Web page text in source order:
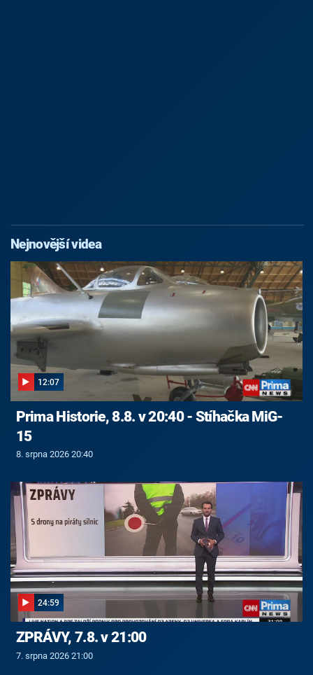
Nejnovější videa
12:07
Prima Historie, 8.8. v 20:40 - Stíhačka MiG-
15
8. srpna 2026 20:40
24:59
ZPRÁVY, 7.8. v 21:00
7. srpna 2026 21:00